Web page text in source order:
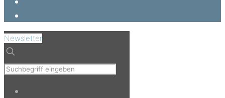
Newsletter